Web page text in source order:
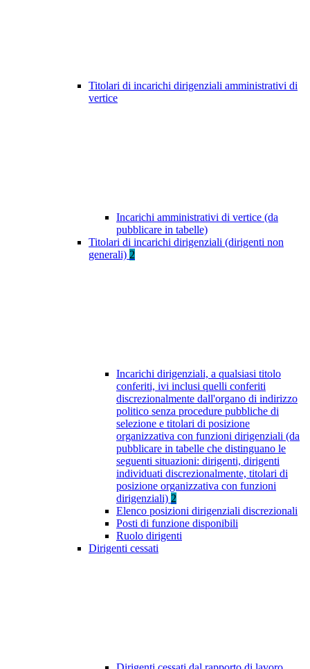
Titolari di incarichi dirigenziali amministrativi di
vertice
Incarichi amministrativi di vertice (da
pubblicare in tabelle)
Titolari di incarichi dirigenziali (dirigenti non
generali) 2
Incarichi dirigenziali, a qualsiasi titolo
conferiti, ivi inclusi quelli conferiti
discrezionalmente dall'organo di indirizzo
politico senza procedure pubbliche di
selezione e titolari di posizione
organizzativa con funzioni dirigenziali (da
pubblicare in tabelle che distinguano le
seguenti situazioni: dirigenti, dirigenti
individuati discrezionalmente, titolari di
posizione organizzativa con funzioni
dirigenziali) 2
Elenco posizioni dirigenziali discrezionali
Posti di funzione disponibili
Ruolo dirigenti
Dirigenti cessati